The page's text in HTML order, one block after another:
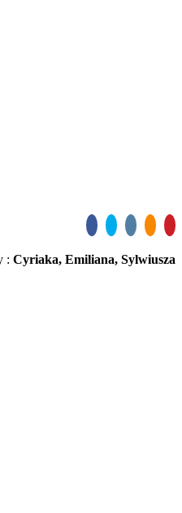
: Cyriaka, Emiliana, Sylwiusza